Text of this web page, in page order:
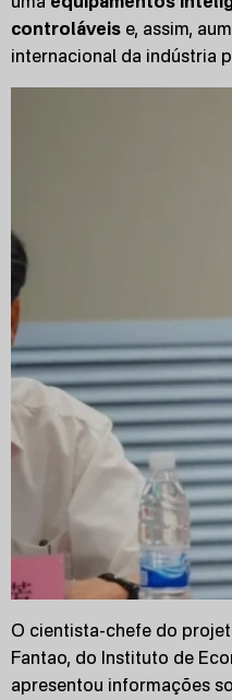
controláveis e, assim,
internacional da indústria
O cientista-chefe do
Fantao, do Instituto de
apresentou informações